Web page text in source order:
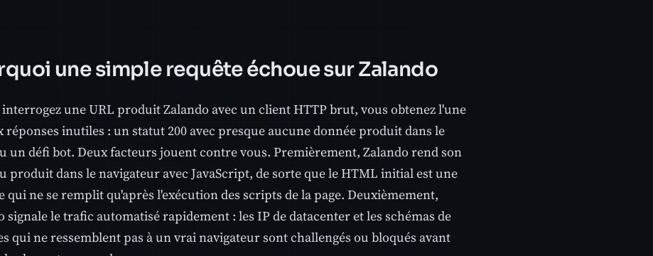
une simple requête échoue sur Zalando
interrogez une URL produit Zalando avec un client HTTP brut, vous obtenez l'une
réponses inutiles : un statut 200 avec presque aucune donnée produit dans le
un défi bot. Deux facteurs jouent contre vous. Premièrement, Zalando rend son
produit dans le navigateur avec JavaScript, de sorte que le HTML initial est une
qui ne se remplit qu'après l'exécution des scripts de la page. Deuxièmement,
signale le trafic automatisé rapidement : les IP de datacenter et les schémas de
qui ne ressemblent pas à un vrai navigateur sont challengés ou bloqués avant